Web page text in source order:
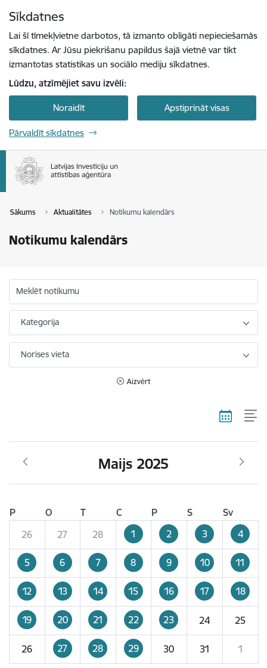
Sīkdatnes
Lai šī tīmekļvietne darbotos, tā izmanto obligāti nepieciešamās
sīkdatnes. Ar Jūsu piekrišanu papildus šajā vietnē var tikt
izmantotas statistikas un sociālo mediju sīkdatnes.
Lūdzu, atzīmējiet savu izvēli:
Noraidīt Apstiprināt visas
Pārvaldīt sīkdatnes
Sākums Aktualitātes Notikumu kalendārs
Notikumu kalendārs
Meklēt notikumu
Kategorija
Norises vieta
Aizvērt
Maijs 2025
P O T C P S
Sv
26
27 28 1 2 3 4
5 6 7 8 9 10 11
12 13 14 15 16 17 18
19 20 21 22 23 24 25
26 27 28 29 30 31 1